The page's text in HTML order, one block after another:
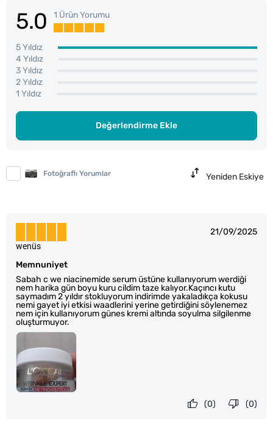
5.0 1 Ürün Yorumu
5 Yıldız
4 Yıldız
3 Yıldız
2 Yıldız
1 Yıldız
Değerlendirme Ekle
Fotoğraflı Yorumlar Yeniden Eskiye
21/09/2025
Memnuniyet
Sabah c we niacinemide serum üstüne kullanıyorum werdiği
nem harika gün boyu kuru cildim taze kalıyor.Kaçıncı kutu
saymadım 2 yıldır stokluyorum indirimde yakaladıkça kokusu
nemi gayet iyi etkisi waadlerini yerine getirdiğini söylenemez
nem için kullanıyorum günes kremi altında soyulma silgilenme
oluşturmuyor.
wenüs
(0)
(0)